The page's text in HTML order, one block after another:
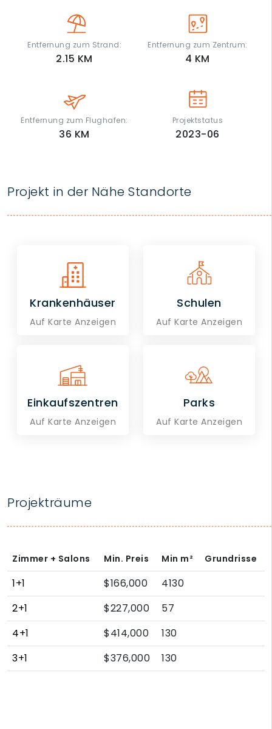
Entfernung zum Strand:
2.15 KM
Entfernung zum Zentrum:
4 KM
Entfernung zum Flughafen:
36 KM
Projektstatus
2023-06
Projekt in der Nähe Standorte
Krankenhäuser
Auf Karte Anzeigen
Schulen
Auf Karte Anzeigen
Einkaufszentren
Auf Karte Anzeigen
Parks
Auf Karte Anzeigen
Projekträume
Zimmer + Salons Min. Preis Min m² Grundrisse
1+1 $166,000
4130
2+1
$227,000
57
4+1
$414,000
130
3+1
$376,000 130